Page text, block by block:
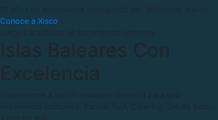
12 años de experiencia navegando por diferentes mares.
Conoce a Xisco
Juegos acuáticos en los mejores rincones
Islas Baleares Con
Excelencia
Disponemos a bordo cualquier material para una
experiencia completa: Paddel Surf, Catering, Set de buceo
y mucho más